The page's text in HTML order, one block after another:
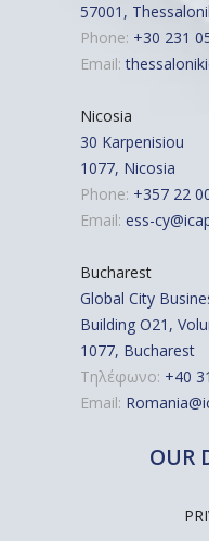
57001,
Phone: +30 231
Email:
Nicosia
30 Karpenisiou
1077, Nicosia
Phone: +357 22
Email: ess-
Bucharest
Global City
Building O21,
1077, Bucharest
Τηλέφωνο: +40
Email:
OUR